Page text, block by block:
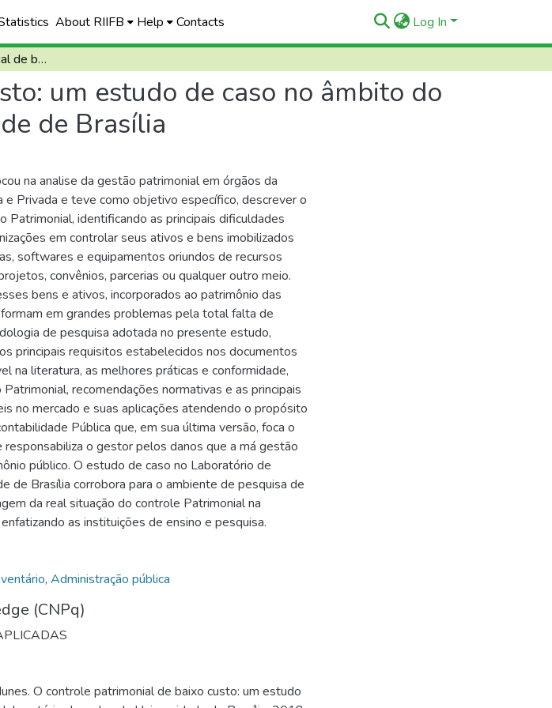
About RIIFB Help Contacts Log In
O controle patrimonial de baixo custo: um estudo de caso no âmbito do laboratório de redes da Universidade de Brasília
um estudo de caso no âmbito do
de Brasília
na analise da gestão patrimonial em órgãos da
e Privada e teve como objetivo específico, descrever o
Patrimonial, identificando as principais dificuldades
em controlar seus ativos e bens imobilizados
softwares e equipamentos oriundos de recursos
convênios, parcerias ou qualquer outro meio.
bens e ativos, incorporados ao patrimônio das
em grandes problemas pela total falta de
de pesquisa adotada no presente estudo,
principais requisitos estabelecidos nos documentos
na literatura, as melhores práticas e conformidade,
recomendações normativas e as principais
no mercado e suas aplicações atendendo o propósito
Pública que, em sua última versão, foca o
o gestor pelos danos que a má gestão
público. O estudo de caso no Laboratório de
de Brasília corrobora para o ambiente de pesquisa de
da real situação do controle Patrimonial na
as instituições de ensino e pesquisa.
, Administração pública
(CNPq)
O controle patrimonial de baixo custo: um estudo